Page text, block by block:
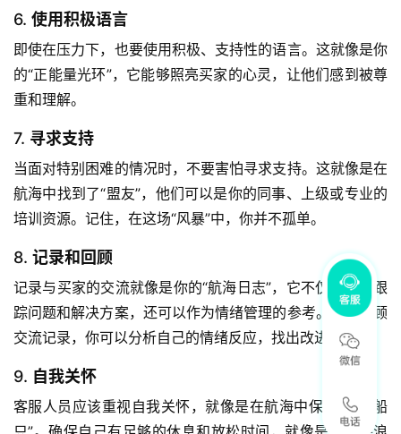
6. 使用积极语言
即使在压力下，也要使用积极、支持性的语言。这就像是你
的“正能量光环”，它能够照亮买家的心灵，让他们感到被尊
重和理解。
7. 寻求支持
当面对特别困难的情况时，不要害怕寻求支持。这就像是在
航海中找到了“盟友”，他们可以是你的同事、上级或专业的
培训资源。记住，在这场“风暴”中，你并不孤单。
8. 记录和回顾
记录与买家的交流就像是你的“航海日志”，它不仅有助于跟
踪问题和解决方案，还可以作为情绪管理的参考。通过回顾
交流记录，你可以分析自己的情绪反应，找出改进的空间。
9. 自我关怀
客服人员应该重视自我关怀，就像是在航海中保养你的“船